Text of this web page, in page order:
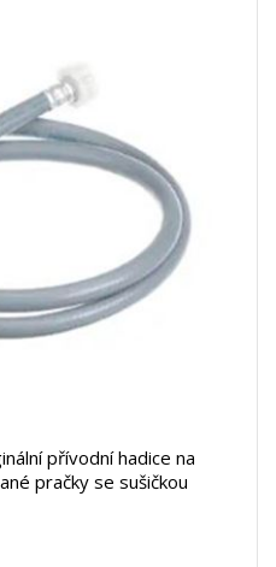
přívodní hadice na
pračky se sušičkou